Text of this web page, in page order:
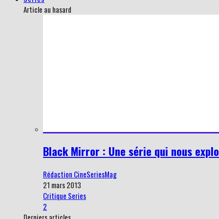
Article au hasard
Black Mirror : Une série qui nous
Rédaction CineSeriesMag
21 mars 2013
Critique Series
2